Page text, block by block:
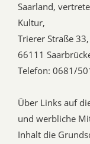
Saarland,
Kultur,
Trierer Straße 33,
66111
Telefon: 0681/
Über Links auf
und werbliche
Inhalt die